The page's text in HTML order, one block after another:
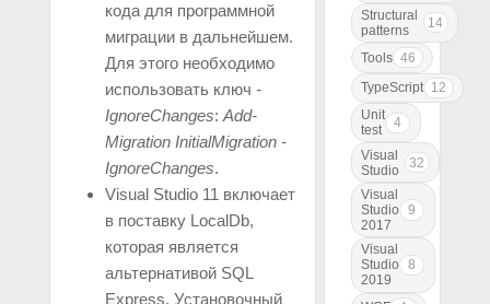
кода для программной
миграции в дальнейшем.
Для этого необходимо
использовать ключ -
IgnoreChanges: Add-
Migration InitialMigration -
IgnoreChanges.
Visual Studio 11 включает
в поставку LocalDb,
которая является
альтернативой SQL
Express. Установочный
Structural
patterns
14
Tools 46
TypeScript 12
Unit
test
4
Visual
Studio
32
Visual
Studio
2017
9
Visual
Studio
2019
8